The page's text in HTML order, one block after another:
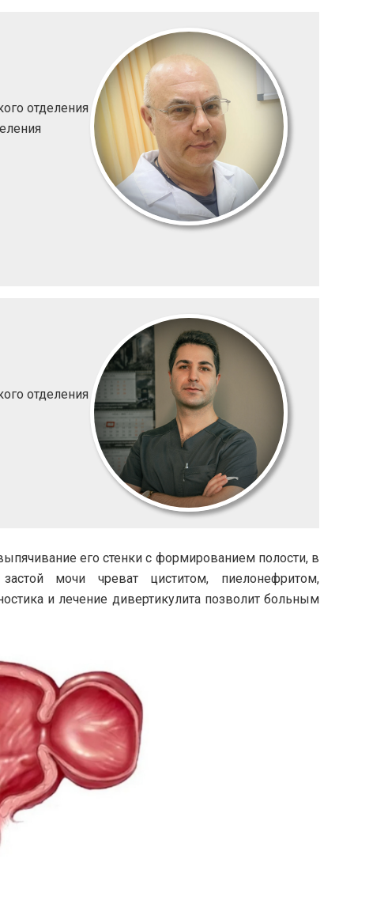
отделения
отделения
его стенки с формированием полости, в
мочи чреват циститом, пиелонефритом,
и лечение дивертикулита позволит больным